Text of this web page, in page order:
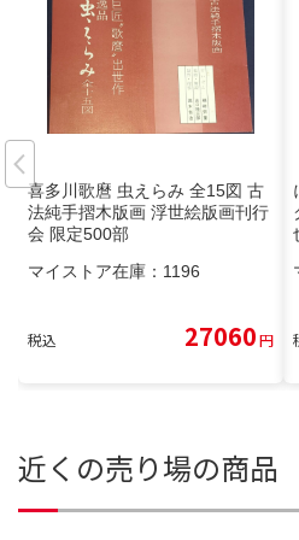
喜多川歌麿 虫えらみ 全15図 古
法純手摺木版画 浮世絵版画刊行
会 限定500部
マイストア在庫： 1196
税込 27060円
近くの売り場の商品